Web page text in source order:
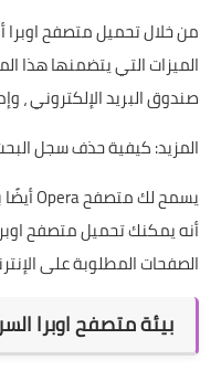
الميزات التي يتضمنها هذا
صندوق البريد الإلكتروني ،
المزيد:كيفية حذف سجل
أنه يمكنك تحميل متصفح
الصفحات المطلوبة على
بيئة متصفح اوبرا